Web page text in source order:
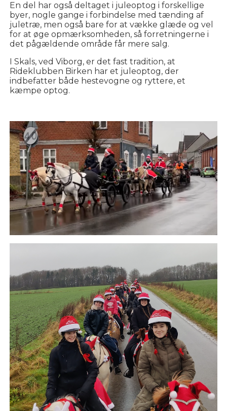
En del har også deltaget i juleoptog i forskellige
byer, nogle gange i forbindelse med tænding af
juletræ, men også bare for at vække glæde og vel
for at øge opmærksomheden, så forretningerne i
det pågældende område får mere salg.
I Skals, ved Viborg, er det fast tradition, at
Rideklubben Birken har et juleoptog, der
indbefatter både hestevogne og ryttere, et
kæmpe optog.